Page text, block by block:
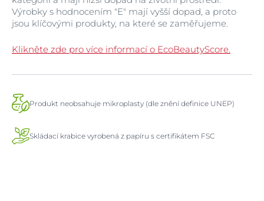
Výrobky s hodnocením "E" mají vyšší dopad, a proto
jsou klíčovými produkty, na které se zaměřujeme.
Klikněte zde pro více informací o EcoBeautyScore.
Produkt neobsahuje mikroplasty (dle znění definice UNEP)
Skládací krabice vyrobená z papíru s certifikátem FSC